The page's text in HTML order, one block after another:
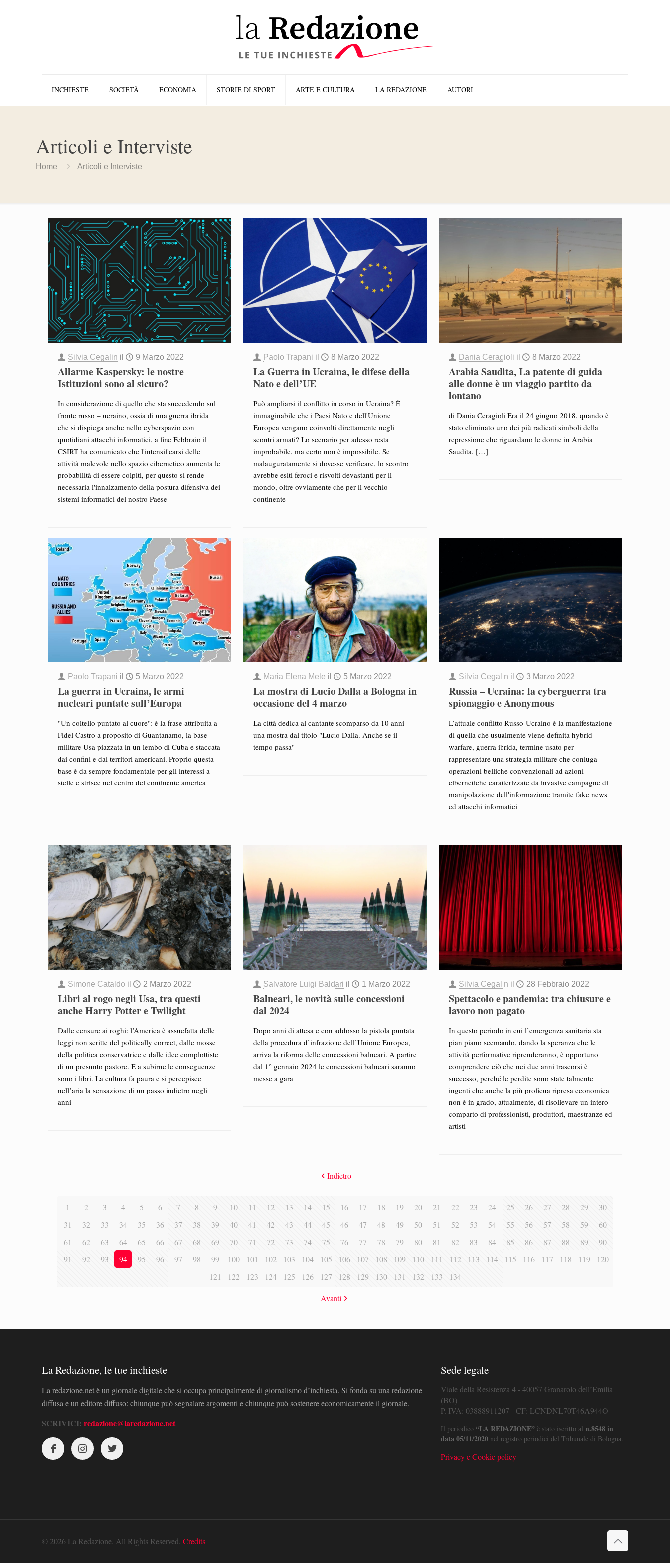
INCHIESTE SOCIETÀ ECONOMIA STORIE DI SPORT ARTE E CULTURA LA REDAZIONE AUTORI
Articoli e Interviste
Home Articoli e Interviste
Silvia Cegalin il 9 Marzo 2022
Allarme Kaspersky: le nostre
Istituzioni sono al sicuro?
In considerazione di quello che sta succedendo sul
fronte russo – ucraino, ossia di una guerra ibrida
che si dispiega anche nello cyberspazio con
quotidiani attacchi informatici, a fine Febbraio il
CSIRT ha comunicato che l'intensificarsi delle
attività malevole nello spazio cibernetico aumenta le
probabilità di essere colpiti, per questo si rende
necessaria l'innalzamento della postura difensiva dei
sistemi informatici del nostro Paese
Paolo Trapani il 8 Marzo 2022
La Guerra in Ucraina, le difese della
Nato e dell’UE
Può ampliarsi il conflitto in corso in Ucraina? È
immaginabile che i Paesi Nato e dell'Unione
Europea vengano coinvolti direttamente negli
scontri armati? Lo scenario per adesso resta
improbabile, ma certo non è impossibile. Se
malauguratamente si dovesse verificare, lo scontro
avrebbe esiti feroci e risvolti devastanti per il
mondo, oltre ovviamente che per il vecchio
continente
Dania Ceragioli il 8 Marzo 2022
Arabia Saudita, La patente di guida
alle donne è un viaggio partito da
lontano
di Dania Ceragioli Era il 24 giugno 2018, quando è
stato eliminato uno dei più radicati simboli della
repressione che riguardano le donne in Arabia
Saudita. […]
Paolo Trapani il 5 Marzo 2022
La guerra in Ucraina, le armi
nucleari puntate sull’Europa
"Un coltello puntato al cuore": è la frase attribuita a
Fidel Castro a proposito di Guantanamo, la base
militare Usa piazzata in un lembo di Cuba e staccata
dai confini e dai territori americani. Proprio questa
base è da sempre fondamentale per gli interessi a
stelle e strisce nel centro del continente america
Maria Elena Mele il 5 Marzo 2022
La mostra di Lucio Dalla a Bologna in
occasione del 4 marzo
La città dedica al cantante scomparso da 10 anni
una mostra dal titolo "Lucio Dalla. Anche se il
tempo passa"
Silvia Cegalin il 3 Marzo 2022
Russia – Ucraina: la cyberguerra tra
spionaggio e Anonymous
L’attuale conflitto Russo-Ucraino è la manifestazione
di quella che usualmente viene definita hybrid
warfare, guerra ibrida, termine usato per
rappresentare una strategia militare che coniuga
operazioni belliche convenzionali ad azioni
cibernetiche caratterizzate da invasive campagne di
manipolazione dell'informazione tramite fake news
ed attacchi informatici
Simone Cataldo il 2 Marzo 2022
Libri al rogo negli Usa, tra questi
anche Harry Potter e Twilight
Dalle censure ai roghi: l’America è assuefatta delle
leggi non scritte del politically correct, dalle mosse
della politica conservatrice e dalle idee complottiste
di un presunto pastore. E a subirne le conseguenze
sono i libri. La cultura fa paura e si percepisce
nell’aria la sensazione di un passo indietro negli
anni
Salvatore Luigi Baldari il 1 Marzo 2022
Balneari, le novità sulle concessioni
dal 2024
Dopo anni di attesa e con addosso la pistola puntata
della procedura d’infrazione dell’Unione Europea,
arriva la riforma delle concessioni balneari. A partire
dal 1° gennaio 2024 le concessioni balneari saranno
messe a gara
Silvia Cegalin il 28 Febbraio 2022
Spettacolo e pandemia: tra chiusure e
lavoro non pagato
In questo periodo in cui l’emergenza sanitaria sta
pian piano scemando, dando la speranza che le
attività performative riprenderanno, è opportuno
comprendere ciò che nei due anni trascorsi è
successo, perché le perdite sono state talmente
ingenti che anche la più proficua ripresa economica
non è in grado, attualmente, di risollevare un intero
comparto di professionisti, produttori, maestranze ed
artisti
Indietro
1 2 3 4 5 6 7 8 9 10 11 12 13 14 15 16 17 18 19 20 21 22 23 24 25 26 27 28 29
30
31
32 33 34 35 36 37 38 39 40 41 42 43 44 45 46 47 48 49 50 51 52 53 54 55 56 57 58 59
60
61
62 63 64 65 66 67 68 69 70 71 72 73 74 75 76 77 78 79 80 81 82 83 84 85 86 87 88 89
90
91
92 93 94 95 96 97 98 99 100 101 102 103 104 105 106 107 108 109 110 111 112 113 114 115 116 117 118 119
120
121
122 123 124 125 126 127 128 129 130 131 132 133 134
Avanti
La Redazione, le tue inchieste
La redazione.net è un giornale digitale che si occupa principalmente di giornalismo d’inchiesta. Si fonda su una redazione
diffusa e un editore diffuso: chiunque può segnalare argomenti e chiunque può sostenere economicamente il giornale.
SCRIVICI: redazione@laredazione.net
Sede legale
Viale della Resistenza 4 - 40057 Granarolo dell’Emilia
(BO)
P. IVA: 03888911207 - CF: LCNDNL70T46A944O
Il periodico “LA REDAZIONE”è stato iscritto al n.8548 in
data 05/11/2020nel registro periodici del Tribunale di Bologna.
Privacy e Cookie policy
© 2026 La Redazione. All Rights Reserved. Credits